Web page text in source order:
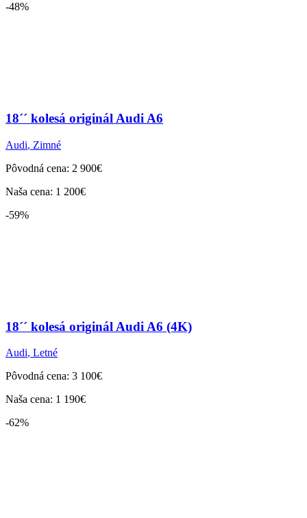
-48%
18´´ kolesá originál Audi A6
Audi, Zimné
Pôvodná cena: 2 900€
Naša cena: 1 200€
-59%
18´´ kolesá originál Audi A6 (4K)
Audi, Letné
Pôvodná cena: 3 100€
Naša cena: 1 190€
-62%